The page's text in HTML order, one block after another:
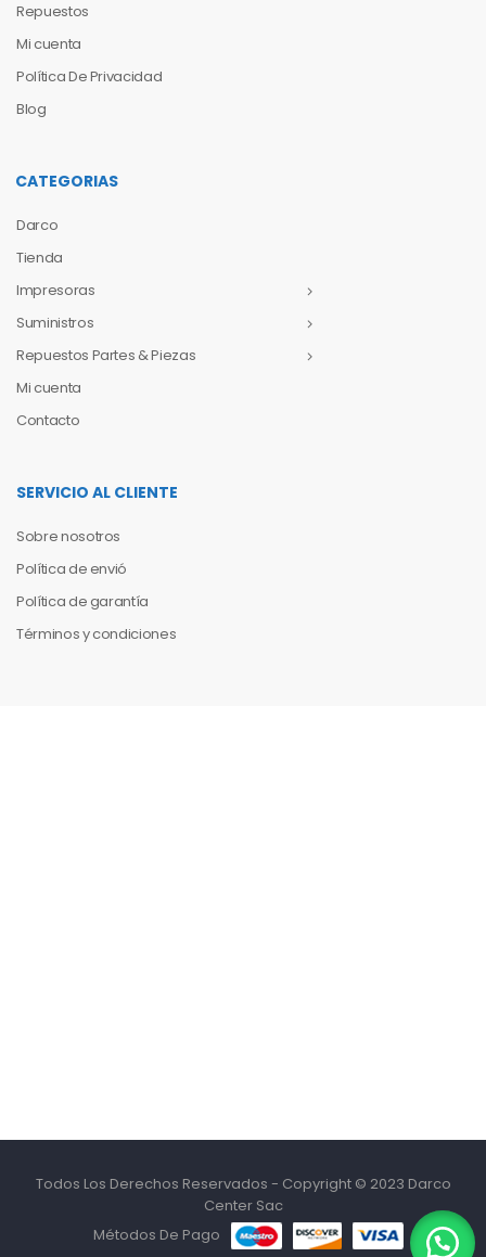
Repuestos
Mi cuenta
Política De Privacidad
Blog
CATEGORIAS
Darco
Tienda
Impresoras
Suministros
Repuestos Partes & Piezas
Mi cuenta
Contacto
SERVICIO AL CLIENTE
Sobre nosotros
Política de envió
Política de garantía
Términos y condiciones
Todos Los Derechos Reservados - Copyright © 2023 Darco
Center Sac
Métodos De Pago